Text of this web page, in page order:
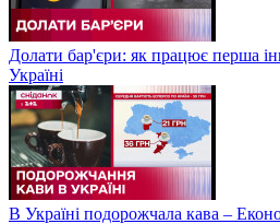
Долати бар'єри: як працює перша
Україні
В Україні подорожчала кава –